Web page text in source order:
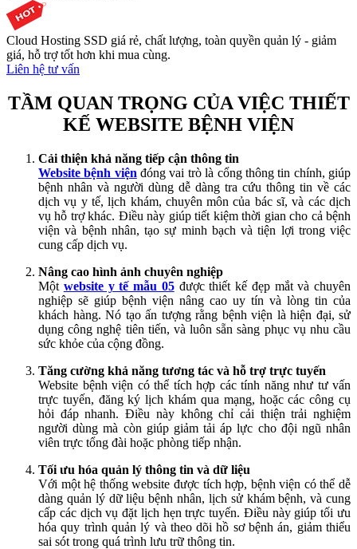
Cloud Hosting SSD giá rẻ, chất lượng, toàn quyền quản lý - giảm
giá, hỗ trợ tốt hơn khi mua cùng.
Liên hệ tư vấn
TẦM QUAN TRỌNG CỦA VIỆC THIẾT
KẾ WEBSITE BỆNH VIỆN
Cải thiện khả năng tiếp cận thông tin
Website bệnh viện đóng vai trò là cổng thông tin chính, giúp
bệnh nhân và người dùng dễ dàng tra cứu thông tin về các
dịch vụ y tế, lịch khám, chuyên môn của bác sĩ, và các dịch
vụ hỗ trợ khác. Điều này giúp tiết kiệm thời gian cho cả bệnh
viện và bệnh nhân, tạo sự minh bạch và tiện lợi trong việc
cung cấp dịch vụ.
Nâng cao hình ảnh chuyên nghiệp
Một website y tế mẫu 05được thiết kế đẹp mắt và chuyên
nghiệp sẽ giúp bệnh viện nâng cao uy tín và lòng tin của
khách hàng. Nó tạo ấn tượng rằng bệnh viện là hiện đại, sử
dụng công nghệ tiên tiến, và luôn sẵn sàng phục vụ nhu cầu
sức khỏe của cộng đồng.
Tăng cường khả năng tương tác và hỗ trợ trực tuyến
Website bệnh viện có thể tích hợp các tính năng như tư vấn
trực tuyến, đăng ký lịch khám qua mạng, hoặc các công cụ
hỏi đáp nhanh. Điều này không chỉ cải thiện trải nghiệm
người dùng mà còn giúp giảm tải áp lực cho đội ngũ nhân
viên trực tổng đài hoặc phòng tiếp nhận.
Tối ưu hóa quản lý thông tin và dữ liệu
Với một hệ thống website được tích hợp, bệnh viện có thể dễ
dàng quản lý dữ liệu bệnh nhân, lịch sử khám bệnh, và cung
cấp các dịch vụ đặt lịch hẹn trực tuyến. Điều này giúp tối ưu
hóa quy trình quản lý và theo dõi hồ sơ bệnh án, giảm thiểu
sai sót trong quá trình lưu trữ thông tin.